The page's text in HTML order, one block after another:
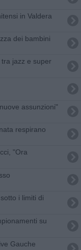
in Valdera
dei bambini
jazz e super
assunzioni"
respirano
"Ora
i limiti di
su
Gauche